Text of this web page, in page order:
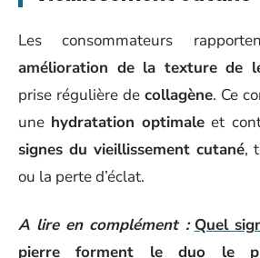
Les consommateurs
amélioration de la texture de
prise régulière de collagène. Ce
une hydratation optimale et
signes du vieillissement cutané,
ou la perte d’éclat.
A lire en complément : Quel
pierre forment le duo le